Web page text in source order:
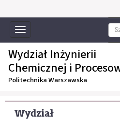
Toggle
navigation
Wydział Inżynierii
Chemicznej i
Politechnika Warszawska
Wydział